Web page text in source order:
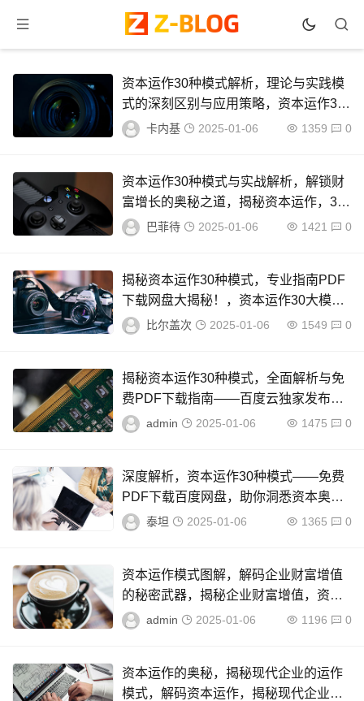
资本运作30种模式解析，理论与实践模
式的深刻区别与应用策略，资本运作30
大模式揭秘，理论与实践应用策略对比
卡内基 2025-01-06 1359 0
资本运作30种模式与实战解析，解锁财
富增长的奥秘之道，揭秘资本运作，30
种模式实战解析，解锁财富增长之道
巴菲待 2025-01-06 1421 0
揭秘资本运作30种模式，专业指南PDF
下载网盘大揭秘！，资本运作30大模式
深度解析，专业指南PDF免费下载
比尔盖次 2025-01-06 1549 0
揭秘资本运作30种模式，全面解析与免
费PDF下载指南——百度云独家发布，
深度解析，资本运作30大模式指南及免
admin 2025-01-06 1475 0
深度解析，资本运作30种模式——免费
PDF下载百度网盘，助你洞悉资本奥
秘！，揭秘资本奥秘，30种资本运作模
泰坦 2025-01-06 1365 0
资本运作模式图解，解码企业财富增值
的秘密武器，揭秘企业财富增值，资本
运作模式深度解析图解
admin 2025-01-06 1196 0
资本运作的奥秘，揭秘现代企业的运作
模式，解码资本运作，揭秘现代企业高